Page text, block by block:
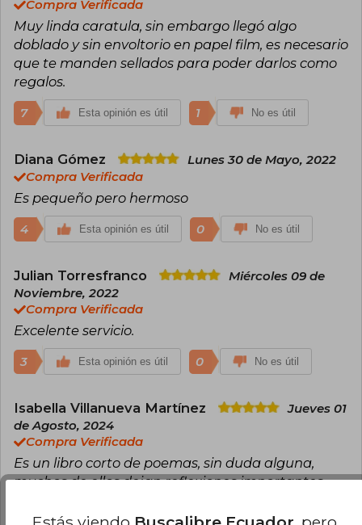
Compra Verificada
Muy linda caratula, sin embargo llegó algo
doblado y sin envoltorio en papel film, es necesario
que te manden sellados para poder darlos como
regalos.
7 Esta opinión es útil 1 No es útil
Diana Gómez
Lunes 30 de Mayo, 2022
Compra Verificada
Es pequeño pero hermoso
4 Esta opinión es útil 0 No es útil
Julian Torresfranco
Miércoles 09 de
Noviembre, 2022
Compra Verificada
Excelente servicio.
3 Esta opinión es útil 0 No es útil
Isabella Villanueva Martínez
Jueves 01
de Agosto, 2024
Compra Verificada
Es un libro corto de poemas, sin duda alguna,
muchos de ellos dejan reflexiones importantes